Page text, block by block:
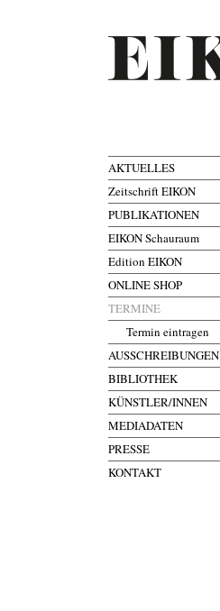
AKTUELLES
Zeitschrift EIKON
PUBLIKATIONEN
EIKON Schauraum
Edition EIKON
ONLINE SHOP
TERMINE
Termin eintragen
AUSSCHREIBUNGEN
BIBLIOTHEK
KÜNSTLER/INNEN
MEDIADATEN
PRESSE
KONTAKT